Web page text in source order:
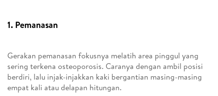
1. Pemanasan
Gerakan pemanasan fokusnya melatih area pinggul yang
sering terkena osteoporosis. Caranya dengan ambil posisi
berdiri, lalu injak-injakkan kaki bergantian masing-masing
empat kali atau delapan hitungan.